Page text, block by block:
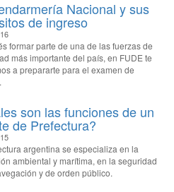
Nacional y sus
de ingreso
formar parte de una de las fuerzas de
más importante del país, en FUDE te
a prepararte para el examen de
son las funciones de un
de Prefectura?
argentina se especializa en la
ambiental y marítima, en la seguridad
y de orden público.